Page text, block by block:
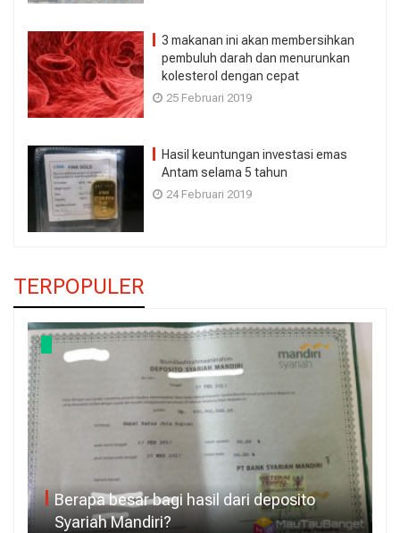
3 makanan ini akan membersihkan
pembuluh darah dan menurunkan
kolesterol dengan cepat
25 Februari 2019
Hasil keuntungan investasi emas
Antam selama 5 tahun
24 Februari 2019
TERPOPULER
Berapa besar bagi hasil dari deposito
Syariah Mandiri?